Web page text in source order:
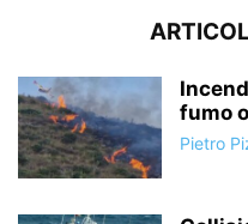
fumo
Pietro